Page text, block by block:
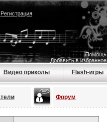
Регистрация
Помощь
Добавить в избранное
Видео приколы Flash-игры
Форум